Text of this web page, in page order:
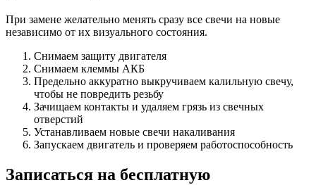
При замене желательно менять сразу все свечи на новые
независимо от их визуального состояния.
Снимаем защиту двигателя
Снимаем клеммы АКБ
Предельно аккуратно выкручиваем калильную свечу,
чтобы не повредить резьбу
Зачищаем контакты и удаляем грязь из свечных
отверстий
Устанавливаем новые свечи накаливания
Запускаем двигатель и проверяем работоспособность
Записаться на бесплатную